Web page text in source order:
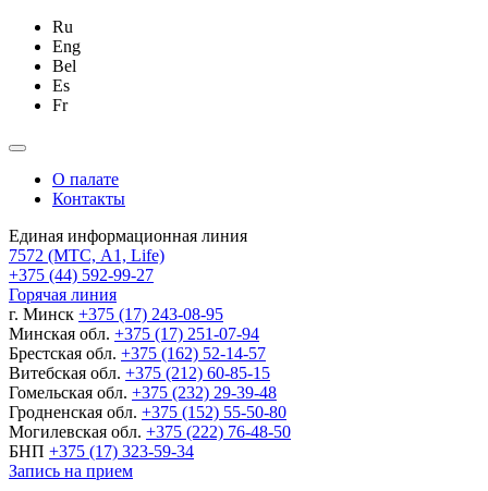
Ru
Eng
Bel
Es
Fr
О палате
Контакты
Единая информационная линия
7572 (МТС, A1, Life)
+375 (44) 592-99-27
Горячая линия
г. Минск +375 (17) 243-08-95
Минская обл. +375 (17) 251-07-94
Брестская обл. +375 (162) 52-14-57
Витебская обл. +375 (212) 60-85-15
Гомельская обл. +375 (232) 29-39-48
Гродненская обл. +375 (152) 55-50-80
Могилевская обл. +375 (222) 76-48-50
БНП +375 (17) 323-59-34
Запись на прием